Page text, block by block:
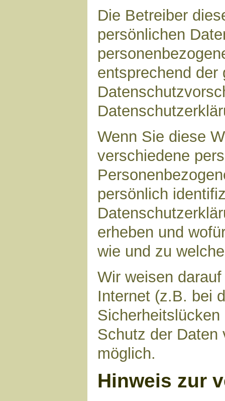
Die Betreiber
persönlichen
entsprechend der
Wenn Sie diese
verschiedene
persönlich
erheben und
wie und zu
Wir weisen
Internet (z.B. bei
Schutz der Daten
möglich.
Hinweis zur